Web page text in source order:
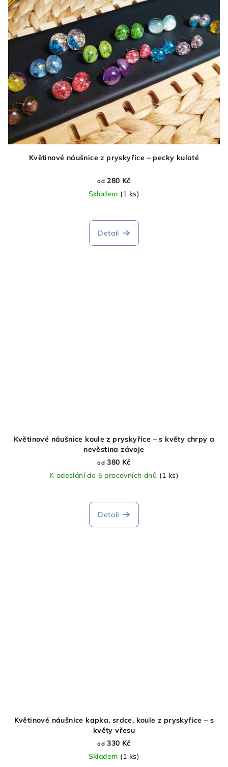
Květinové náušnice z pryskyřice – pecky kulaté
od 280 Kč
Skladem (1 ks)
Detail
Květinové náušnice koule z pryskyřice – s květy chrpy a
nevěstina závoje
od 380 Kč
K odeslání do 5 pracovních dnů (1 ks)
Detail
Květinové náušnice kapka, srdce, koule z pryskyřice – s
květy vřesu
od 330 Kč
Skladem (1 ks)